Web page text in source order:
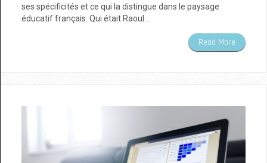
ses spécificités et ce qui la distingue dans le paysage
éducatif français. Qui était Raoul…
Read More